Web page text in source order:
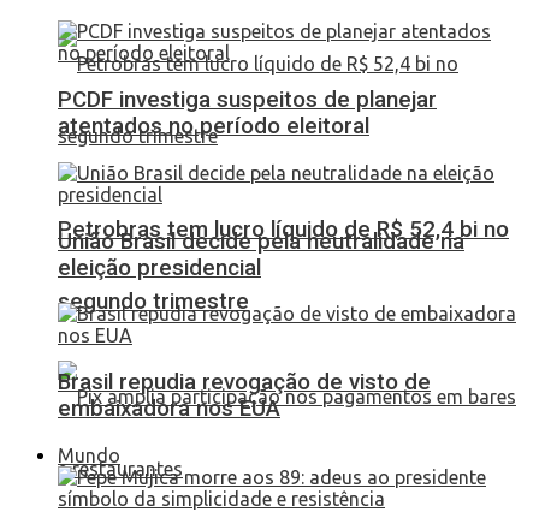
Petrobras tem lucro líquido de R$ 52,4 bi no
segundo trimestre
PCDF investiga suspeitos de planejar
atentados no período eleitoral
União Brasil decide pela neutralidade na
eleição presidencial
Brasil repudia revogação de visto de
embaixadora nos EUA
Mundo